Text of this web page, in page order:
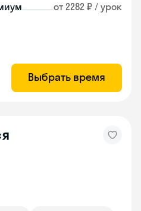
от 2282 ₽ / урок
Выбрать время